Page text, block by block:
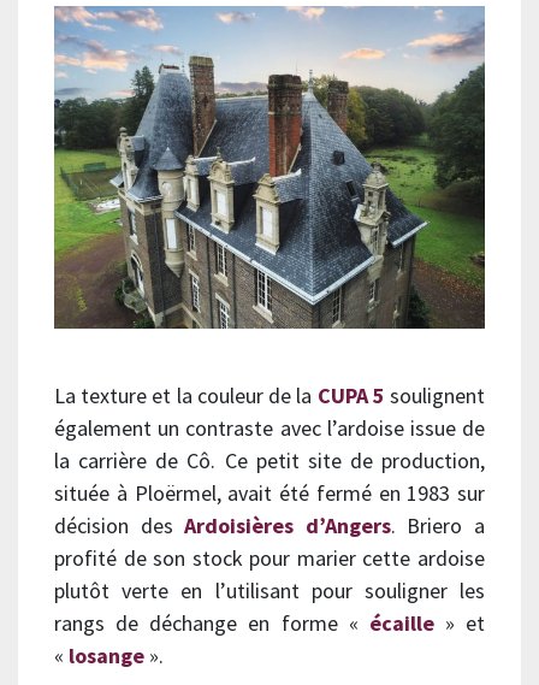
La texture et la couleur de la CUPA 5 soulignent
également un contraste avec l’ardoise issue de
la carrière de Cô. Ce petit site de production,
située à Ploërmel, avait été fermé en 1983 sur
décision desArdoisières d’Angers. Briero a
profité de son stock pour marier cette ardoise
plutôt verte en l’utilisant pour souligner les
rangs de déchange en forme « écaille» et
« losange ».